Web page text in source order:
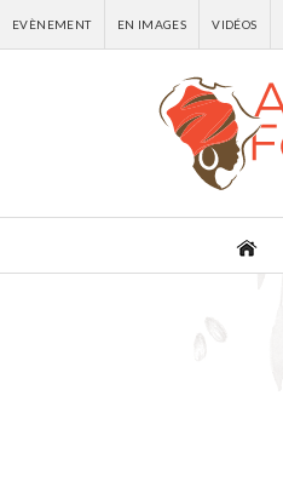
EVÈNEMENT EN IMAGES VIDÉOS